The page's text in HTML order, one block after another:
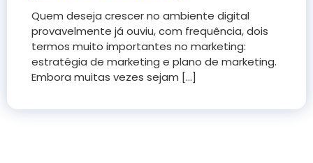
Quem deseja crescer no ambiente digital
provavelmente já ouviu, com frequência, dois
termos muito importantes no marketing:
estratégia de marketing e plano de marketing.
Embora muitas vezes sejam [...]